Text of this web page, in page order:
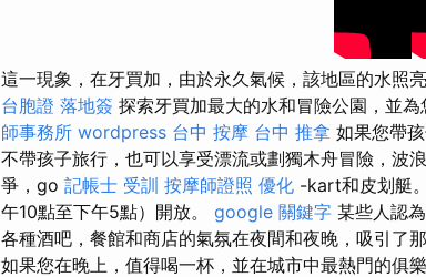
這一現象，在牙買加，由於永久氣候，該地區的水照
台胞證 落地簽 探索牙買加最大的水和冒險公​​園，並為
師事務所 wordpress 台中 按摩 台中 推拿 如果您帶
不帶孩子旅行，也可以享受漂流或劃獨木舟冒險，波
爭，go 記帳士 受訓 按摩師證照 優化 -kart和皮划艇。
午10點至下午5點）開放。 google 關鍵字 某些人認
各種酒吧，餐館和商店的氣氛在夜間和夜晚，吸引了
如果您在晚上，值得喝一杯，並在城市中最熱門的俱